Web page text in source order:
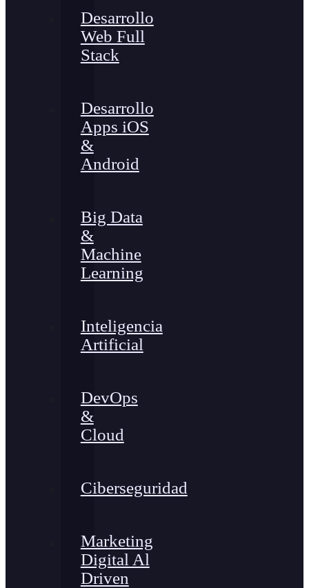
Desarrollo
Web Full
Stack
Desarrollo
Apps iOS
&
Android
Big Data
&
Machine
Learning
Inteligencia
Artificial
DevOps
&
Cloud
Ciberseguridad
Marketing
Digital Al
Driven